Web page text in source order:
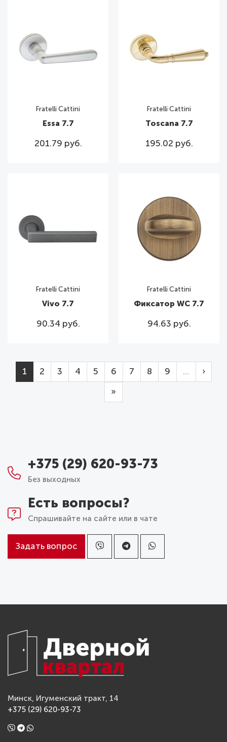
Fratelli Cattini
Essa 7.7
201.79 руб.
Fratelli Cattini
Toscana 7.7
195.02 руб.
Fratelli Cattini
Vivo 7.7
90.34 руб.
Fratelli Cattini
Фиксатор WC 7.7
94.63 руб.
Page
1 Page
2 Page
3 Page
4 Page
5 Page
6 Page
7 Page
8 Page
9 …
›
Последняя страница
»
+375 (29) 620-93-73
Без выходных
Есть вопросы?
Спрашивайте на сайте или в чате
Задать вопрос
Минск, Игуменский тракт, 14
+375 (29) 620-93-73